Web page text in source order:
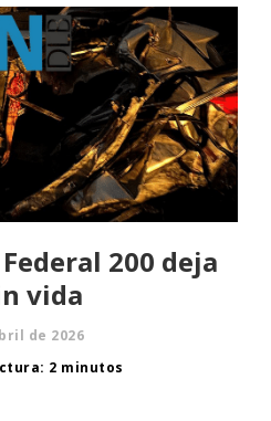
200 deja
vida
de 2026
2 minutos